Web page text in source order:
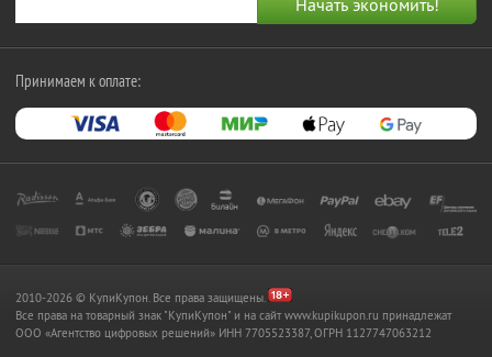
Принимаем к оплате:
2010-2026 © КупиКупон. Все права защищены.
Все права на товарный знак "КупиКупон" и на сайт www.kupikupon.ru принадлежат
OOO «Агентство цифровых решений» ИНН 7705523387, ОГРН 1127747063212